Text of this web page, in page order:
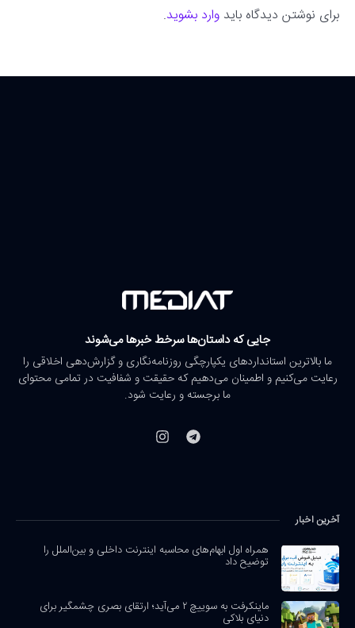
برای نوشتن دیدگاه باید وارد بشوید.
جایی که داستان‌ها سرخط خبرها می‌شوند
ما بالاترین استانداردهای یکپارچگی روزنامه‌نگاری و گزارش‌دهی اخلاقی را
رعایت می‌کنیم و اطمینان می‌دهیم که حقیقت و شفافیت در تمامی محتوای
ما برجسته و رعایت شود.
آخرین اخبار
همراه اول ابهام‌های محاسبه اینترنت داخلی و بین‌الملل را
توضیح داد
ماینکرفت به سوییچ ۲ می‌آید؛ ارتقای بصری چشمگیر برای
دنیای بلاکی